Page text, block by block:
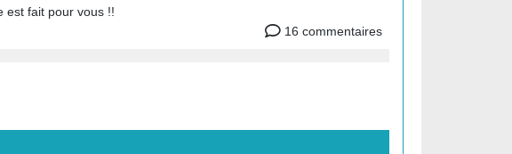
est fait pour vous !!
16 commentaires